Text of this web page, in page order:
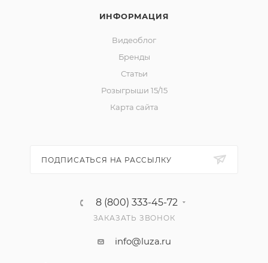
ИНФОРМАЦИЯ
Видеоблог
Бренды
Статьи
Розыгрыши 15/15
Карта сайта
ПОДПИСАТЬСЯ НА РАССЫЛКУ
8 (800) 333-45-72
ЗАКАЗАТЬ ЗВОНОК
info@luza.ru